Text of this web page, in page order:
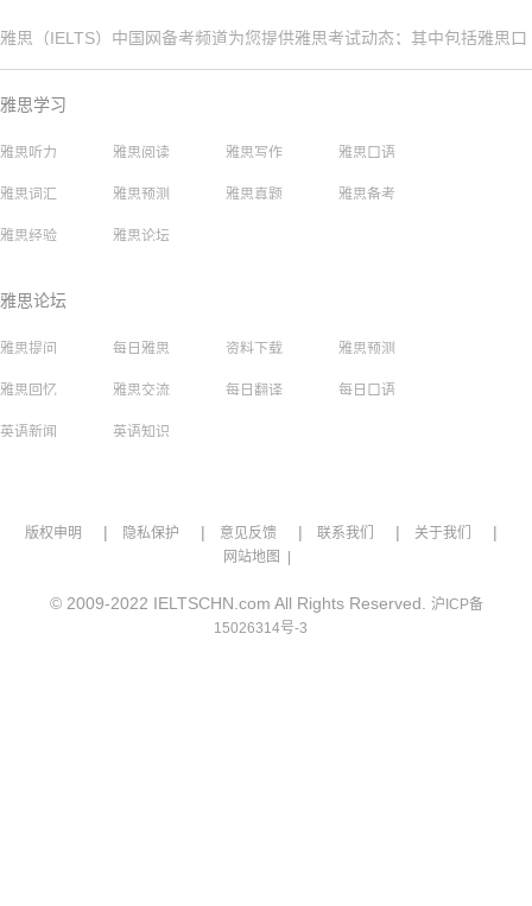
雅思（IELTS）中国网备考频道为您提供雅思考试动态；其中包括雅思口
雅思学习
雅思听力 雅思阅读 雅思写作 雅思口语
雅思词汇 雅思预测 雅思真题 雅思备考
雅思经验 雅思论坛
雅思论坛
雅思提问 每日雅思 资料下载 雅思预测
雅思回忆 雅思交流 每日翻译 每日口语
英语新闻 英语知识
版权申明 | 隐私保护 | 意见反馈 | 联系我们 | 关于我们 |
网站地图 |
© 2009-2022 IELTSCHN.com All Rights Reserved.
沪ICP备
15026314号-3